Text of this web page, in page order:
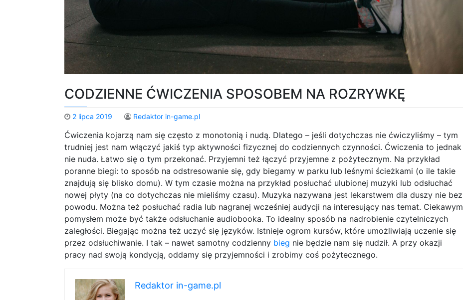
CODZIENNE ĆWICZENIA SPOSOBEM NA ROZRYWKĘ
2 lipca 2019 Redaktor in-game.pl
Ćwiczenia kojarzą nam się często z monotonią i nudą. Dlatego – jeśli dotychczas nie ćwiczyliśmy – tym
trudniej jest nam włączyć jakiś typ aktywności fizycznej do codziennych czynności. Ćwiczenia to jednak
nie nuda. Łatwo się o tym przekonać. Przyjemni też łączyć przyjemne z pożytecznym. Na przykład
poranne biegi: to sposób na odstresowanie się, gdy biegamy w parku lub leśnymi ścieżkami (o ile takie
znajdują się blisko domu). W tym czasie można na przykład posłuchać ulubionej muzyki lub odsłuchać
nowej płyty (na co dotychczas nie mieliśmy czasu). Muzyka nazywana jest lekarstwem dla duszy nie bez
powodu. Można też posłuchać radia lub nagranej wcześniej audycji na interesujący nas temat. Ciekawym
pomysłem może być także odsłuchanie audiobooka. To idealny sposób na nadrobienie czytelniczych
zaległości. Biegając można też uczyć się języków. Istnieje ogrom kursów, które umożliwiają uczenie się
przez odsłuchiwanie. I tak – nawet samotny codzienny bieg nie będzie nam się nudził. A przy okazji
pracy nad swoją kondycją, oddamy się przyjemności i zrobimy coś pożytecznego.
Redaktor in-game.pl